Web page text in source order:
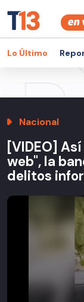
Lo Último
Nacional
[VIDEO]
web", la
delitos